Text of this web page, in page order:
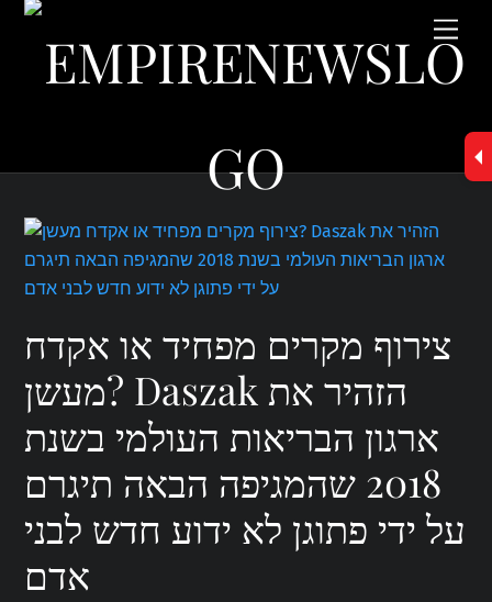
Skip
content
צירוף מקרים מפחיד או אקדח
מעשן? Daszak הזהיר את
ארגון הבריאות העולמי בשנת
2018 שהמגיפה הבאה תיגרם
על ידי פתוגן לא ידוע חדש לבני
אדם